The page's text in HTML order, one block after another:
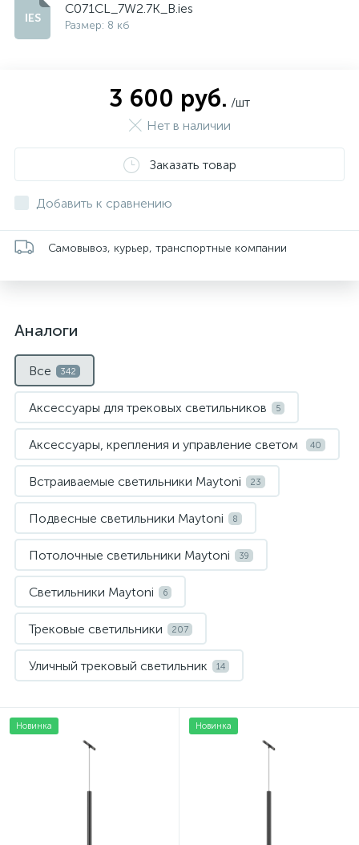
C071CL_7W2.7K_B.ies
Размер: 8 кб
3 600 руб. /шт
Нет в наличии
Заказать товар
Добавить к сравнению
Самовывоз, курьер, транспортные компании
Аналоги
Все 342
Аксессуары для трековых светильников 5
Аксессуары, крепления и управление светом 40
Встраиваемые светильники Maytoni 23
Подвесные светильники Maytoni 8
Потолочные светильники Maytoni 39
Светильники Maytoni 6
Трековые светильники 207
Уличный трековый светильник 14
Новинка Новинка